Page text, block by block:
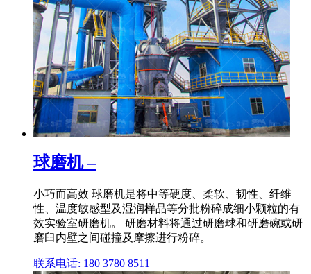
球磨机 –
小巧而高效 球磨机是将中等硬度、柔软、韧性、纤维
性、温度敏感型及湿润样品等分批粉碎成细小颗粒的有
效实验室研磨机。 研磨材料将通过研磨球和研磨碗或研
磨臼内壁之间碰撞及摩擦进行粉碎。
联系电话: 180 3780 8511